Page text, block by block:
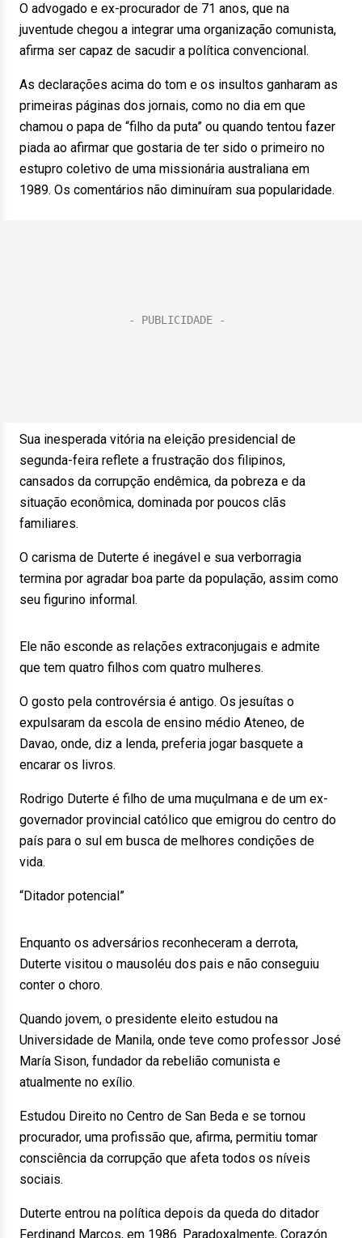
O advogado e ex-procurador de 71 anos, que na
juventude chegou a integrar uma organização comunista,
afirma ser capaz de sacudir a política convencional.
As declarações acima do tom e os insultos ganharam as
primeiras páginas dos jornais, como no dia em que
chamou o papa de “filho da puta” ou quando tentou fazer
piada ao afirmar que gostaria de ter sido o primeiro no
estupro coletivo de uma missionária australiana em
1989. Os comentários não diminuíram sua popularidade.
Sua inesperada vitória na eleição presidencial de
segunda-feira reflete a frustração dos filipinos,
cansados da corrupção endêmica, da pobreza e da
situação econômica, dominada por poucos clãs
familiares.
O carisma de Duterte é inegável e sua verborragia
termina por agradar boa parte da população, assim como
seu figurino informal.
Ele não esconde as relações extraconjugais e admite
que tem quatro filhos com quatro mulheres.
O gosto pela controvérsia é antigo. Os jesuítas o
expulsaram da escola de ensino médio Ateneo, de
Davao, onde, diz a lenda, preferia jogar basquete a
encarar os livros.
Rodrigo Duterte é filho de uma muçulmana e de um ex-
governador provincial católico que emigrou do centro do
país para o sul em busca de melhores condições de
vida.
“Ditador potencial”
Enquanto os adversários reconheceram a derrota,
Duterte visitou o mausoléu dos pais e não conseguiu
conter o choro.
Quando jovem, o presidente eleito estudou na
Universidade de Manila, onde teve como professor José
María Sison, fundador da rebelião comunista e
atualmente no exílio.
Estudou Direito no Centro de San Beda e se tornou
procurador, uma profissão que, afirma, permitiu tomar
consciência da corrupção que afeta todos os níveis
sociais.
Duterte entrou na política depois da queda do ditador
Ferdinand Marcos, em 1986. Paradoxalmente, Corazón